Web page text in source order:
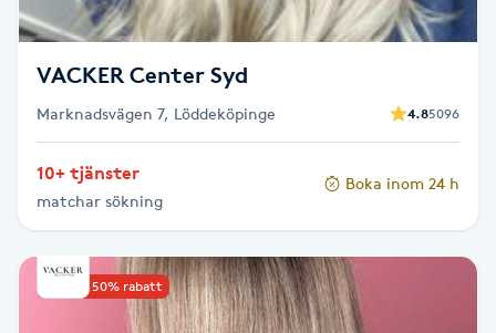
HIFU
Hollywood Peel
Hot yoga
Hudföryngring
Huduppstramning
VACKER Center Syd
Marknadsvägen 7, Löddeköpinge 4.85096
10+ tjänster
matchar sökning
Boka inom 24 h
Upp till 50% rabatt